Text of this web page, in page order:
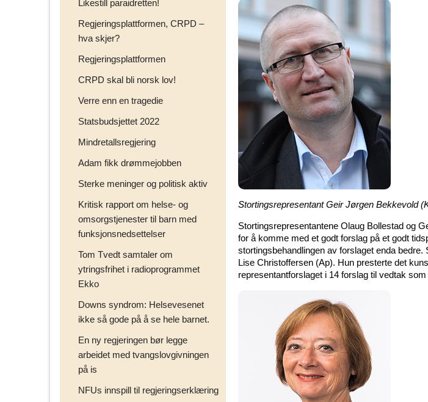
Likestill paraidretten!
Regjeringsplattformen, CRPD –
hva skjer?
Regjeringsplattformen
CRPD skal bli norsk lov!
Verre enn en tragedie
Statsbudsjettet 2022
Mindretallsregjering
Adam fikk drømmejobben
Sterke meninger og politisk aktiv
Kritisk rapport om helse- og
omsorgstjenester til barn med
funksjonsnedsettelser
Tom Tvedt samtaler om
ytringsfrihet i radioprogrammet
Ekko
Downs syndrom: Helsevesenet
ikke så gode på å se hele barnet.
En ny regjeringen bør legge
arbeidet med tvangslovgivningen
på is
NFUs innspill til regjeringserklæring
Stortingsrepresentant Geir Jørgen Bekkevold
Stortingsrepresentantene Olaug Bollestad og
for å komme med et godt forslag på et godt
stortingsbehandlingen av forslaget enda
Lise Christoffersen (Ap). Hun presterte det
representantforslaget i 14 forslag til vedtak